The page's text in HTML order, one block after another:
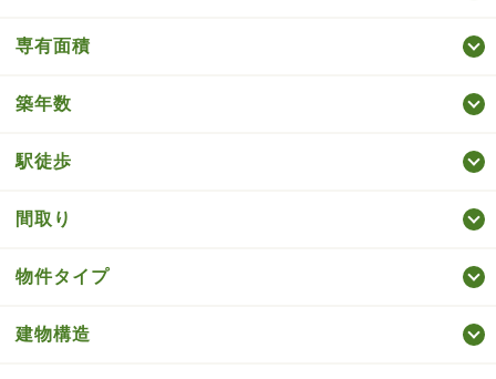
専有面積
築年数
駅徒歩
間取り
物件タイプ
建物構造